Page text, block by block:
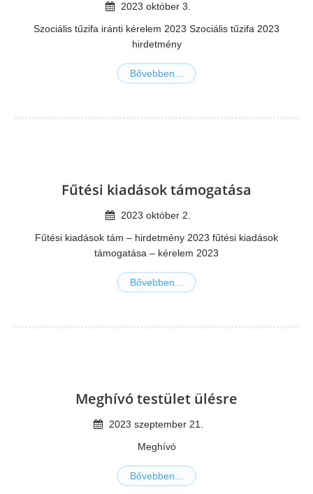
2023 október 3
Szociális tűzifa iránti kérelem 2023 Szociális tűzifa 2023
hirdetmény
Bővebben...
Fűtési kiadások támogatása
2023 október 2
Fűtési kiadások tám – hirdetmény 2023 fűtési kiadások
támogatása – kérelem 2023
Bővebben...
Meghívó testület ülésre
2023 szeptember 21
Meghívó
Bővebben...